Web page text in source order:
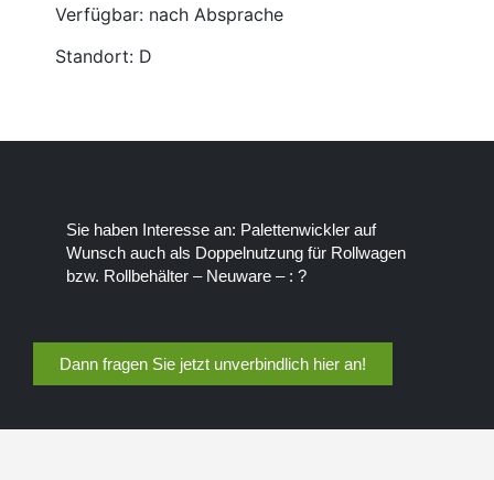
Verfügbar: nach Absprache
Standort: D
Sie haben Interesse an: Palettenwickler auf
Wunsch auch als Doppelnutzung für Rollwagen
bzw. Rollbehälter – Neuware – : ?
Dann fragen Sie jetzt unverbindlich hier an!